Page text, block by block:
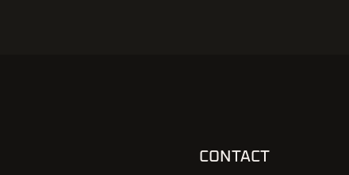
& APK
CONTACT